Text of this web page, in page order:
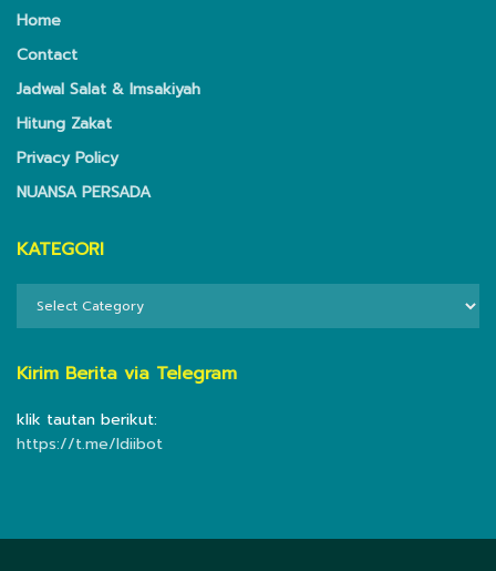
Home
Contact
Jadwal Salat & Imsakiyah
Hitung Zakat
Privacy Policy
NUANSA PERSADA
KATEGORI
Kirim Berita via Telegram
klik tautan berikut:
https://t.me/ldiibot